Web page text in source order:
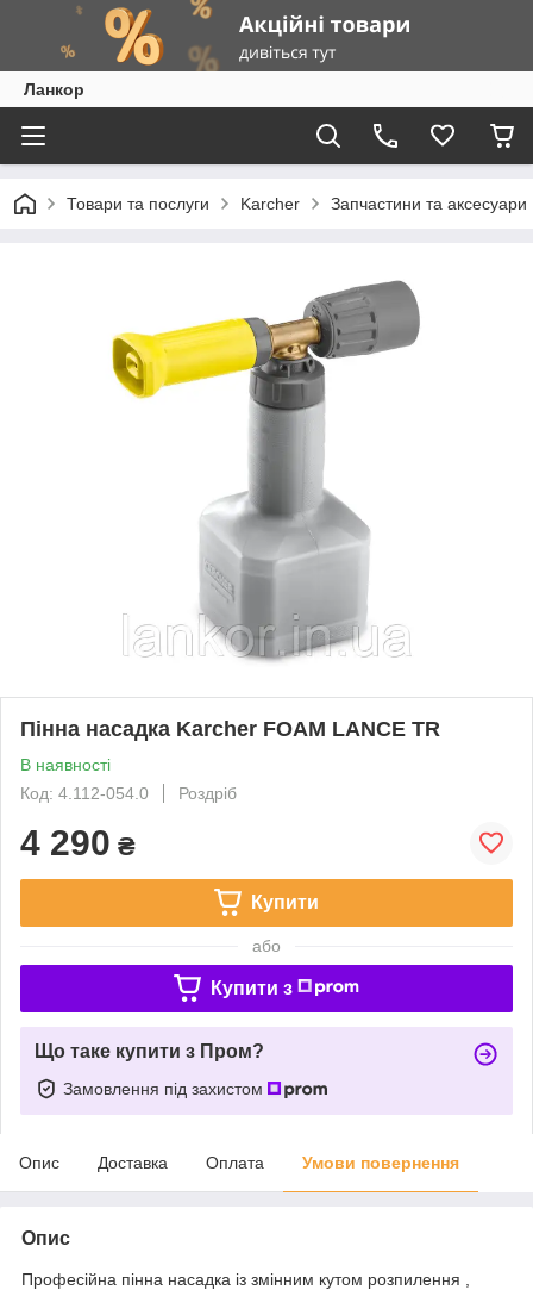
Ланкор
Товари та послуги Karcher Запчастини та
Пінна насадка Karcher FOAM LANCE TR
В наявності
Код: 4.112-054.0
Роздріб
4 290 ₴
Купити
або
Купити з
Що таке купити з Пром?
Замовлення під захистом
Опис Доставка Оплата Умови повернення
Опис
Професійна пінна насадка із змінним кутом розпилення ,